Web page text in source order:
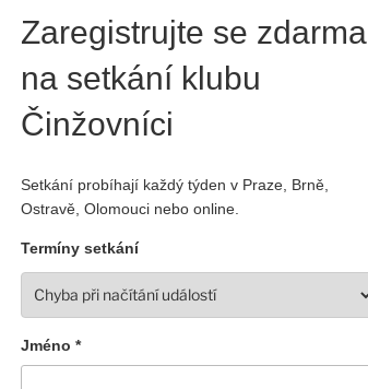
Zaregistrujte se zdarma
na setkání klubu
Činžovníci
Setkání probíhají každý týden v Praze, Brně,
Ostravě, Olomouci nebo online.
Termíny setkání
Jméno *